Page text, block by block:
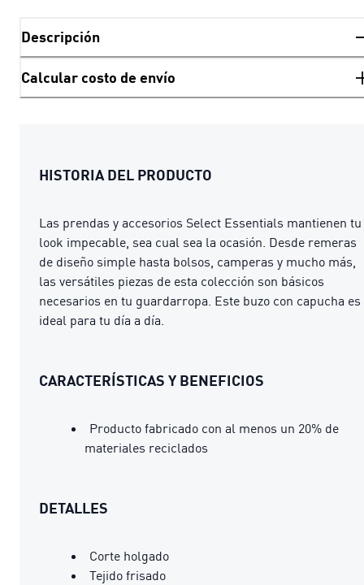
Descripción
Calcular costo de envío
HISTORIA DEL PRODUCTO
Las prendas y accesorios Select Essentials mantienen tu
look impecable, sea cual sea la ocasión. Desde remeras
de diseño simple hasta bolsos, camperas y mucho más,
las versátiles piezas de esta colección son básicos
necesarios en tu guardarropa. Este buzo con capucha es
ideal para tu día a día.
CARACTERÍSTICAS Y BENEFICIOS
Producto fabricado con al menos un 20% de
materiales reciclados
DETALLES
Corte holgado
Tejido frisado